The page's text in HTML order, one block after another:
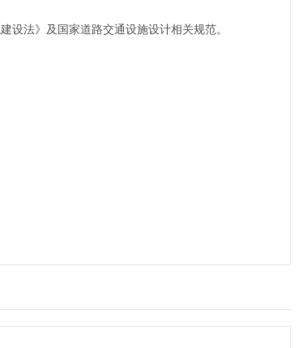
法》及国家道路交通设施设计相关规范。